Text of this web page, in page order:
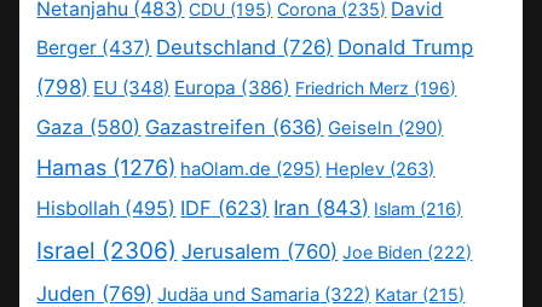
Netanjahu (483) CDU (195) Corona (235) David
Berger (437) Deutschland (726) Donald Trump
(798) EU (348) Europa (386) Friedrich Merz (196)
Gaza (580) Gazastreifen (636) Geiseln (290)
Hamas (1276) haOlam.de (295) Heplev (263)
Hisbollah (495) IDF (623) Iran (843) Islam (216)
Israel (2306) Jerusalem (760) Joe Biden (222)
Juden (769) Judäa und Samaria (322) Katar (215)